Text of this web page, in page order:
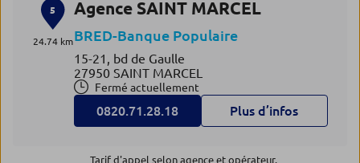
5
24.74 km
Agence SAINT MARCEL
BRED-Banque Populaire
15-21, bd de Gaulle
27950 SAINT MARCEL
Fermé actuellement
0820.71.28.18 Plus d’infos
Tarif d'appel selon agence et opérateur.